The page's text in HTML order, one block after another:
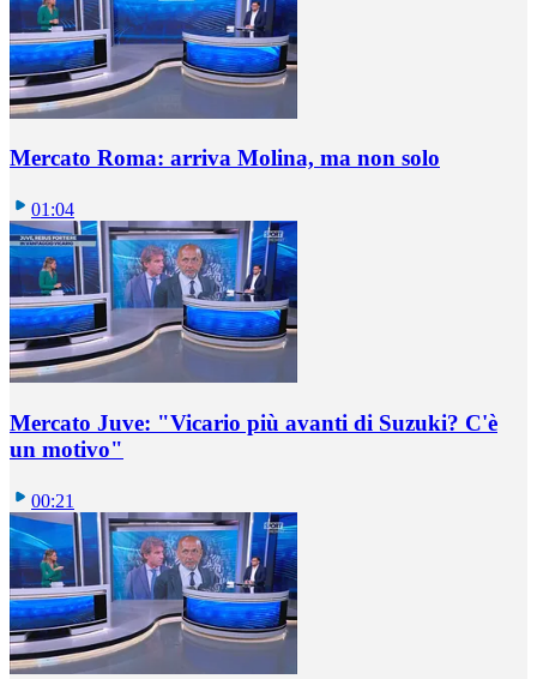
Mercato Roma: arriva Molina, ma non solo
01:04
Mercato Juve: "Vicario più avanti di Suzuki? C'è
un motivo"
00:21